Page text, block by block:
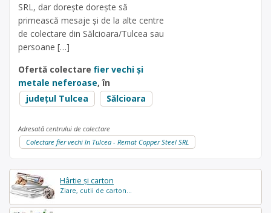
Hârtie și carton
Ziare, cutii de carton...
SRL, dar dorește dorește să
primească mesaje și de la alte centre
de colectare din Sălcioara/Tulcea sau
persoane […]
Ofertă colectare fier vechi și
metale neferoase, în
județul Tulcea
Sălcioara
Adresată centrului de colectare
Colectare fier vechi în Tulcea - Remat Copper Steel SRL